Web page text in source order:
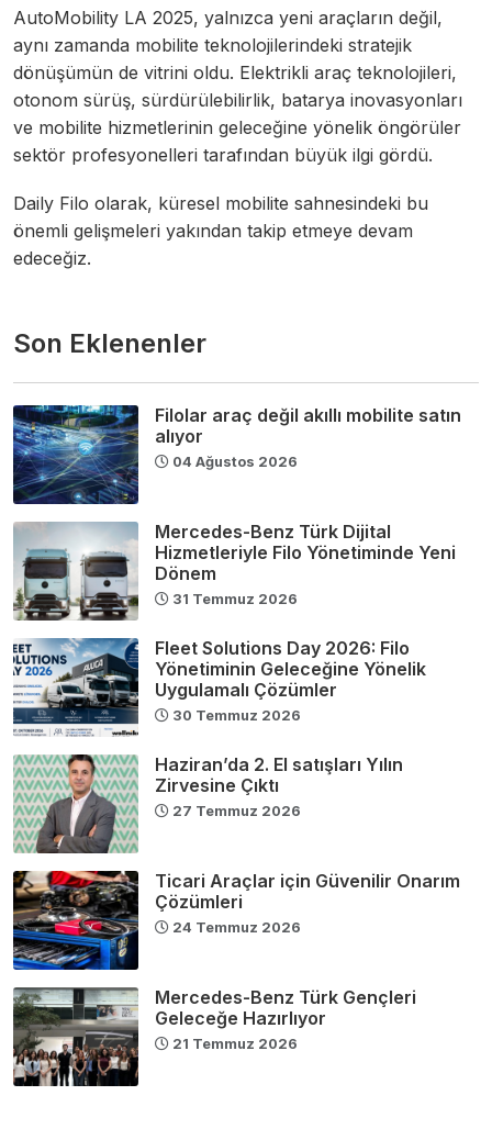
AutoMobility LA 2025, yalnızca yeni araçların değil,
aynı zamanda mobilite teknolojilerindeki stratejik
dönüşümün de vitrini oldu. Elektrikli araç teknolojileri,
otonom sürüş, sürdürülebilirlik, batarya inovasyonları
ve mobilite hizmetlerinin geleceğine yönelik öngörüler
sektör profesyonelleri tarafından büyük ilgi gördü.
Daily Filo olarak, küresel mobilite sahnesindeki bu
önemli gelişmeleri yakından takip etmeye devam
edeceğiz.
Son Eklenenler
Filolar araç değil akıllı mobilite satın
alıyor
04 Ağustos 2026
Mercedes-Benz Türk Dijital
Hizmetleriyle Filo Yönetiminde Yeni
Dönem
31 Temmuz 2026
Fleet Solutions Day 2026: Filo
Yönetiminin Geleceğine Yönelik
Uygulamalı Çözümler
30 Temmuz 2026
Haziran’da 2. El satışları Yılın
Zirvesine Çıktı
27 Temmuz 2026
Ticari Araçlar için Güvenilir Onarım
Çözümleri
24 Temmuz 2026
Mercedes-Benz Türk Gençleri
Geleceğe Hazırlıyor
21 Temmuz 2026